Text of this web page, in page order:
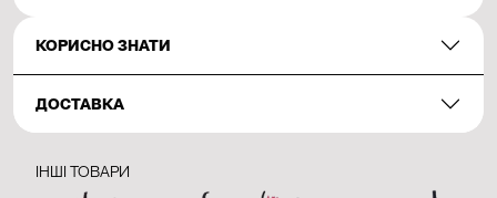
КОРИСНО ЗНАТИ
ДОСТАВКА
ІНШІ ТОВАРИ